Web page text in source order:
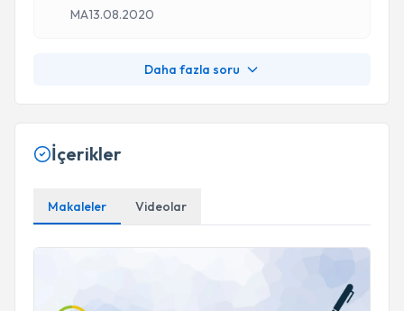
MA13.08.2020
Daha fazla soru
İçerikler
Makaleler Videolar